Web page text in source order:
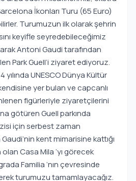
İkonları Turu (65 Euro)
Turumuzun ilk olarak şehrin
keyifle seyredebileceğimiz
Antoni Gaudi tarafından
Park Guell’i ziyaret ediyoruz.
yılında UNESCO Dünya Kültür
yer bulan ve capcanlı
figürleriyle ziyaretçilerini
götüren Guell parkında
için serbest zaman
kent mimarisine kattığı
Casa Mila ‘yı görecek
Familia ‘nın çevresinde
turumuzu tamamlayacağız.